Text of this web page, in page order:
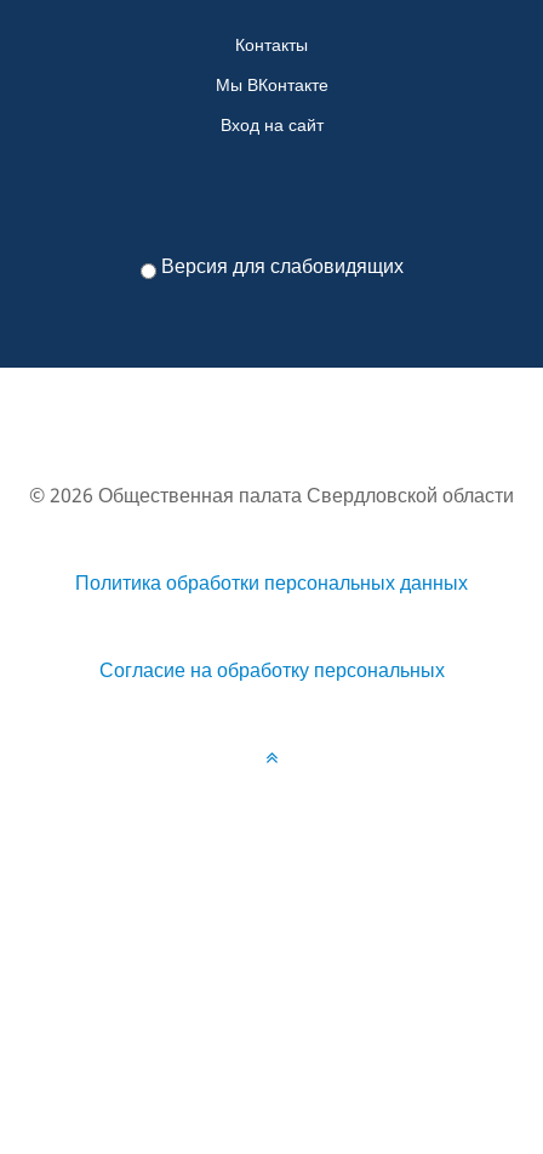
Контакты
Мы ВКонтакте
Вход на сайт
Версия для слабовидящих
© 2026 Общественная палата Свердловской области
Политика обработки персональных данных
Согласие на обработку персональных